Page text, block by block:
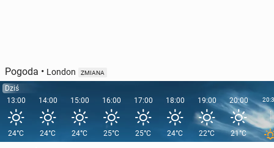
Pogoda • London ZMIANA
Dziś
13:00
24°C
14:00
24°C
15:00
24°C
16:00
25°C
17:00
25°C
18:00
24°C
19:00
22°C
20:00
21°C